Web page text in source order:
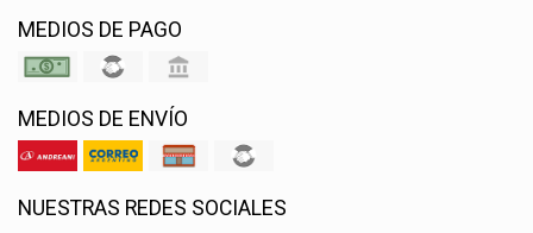
MEDIOS DE PAGO
MEDIOS DE ENVÍO
NUESTRAS REDES SOCIALES